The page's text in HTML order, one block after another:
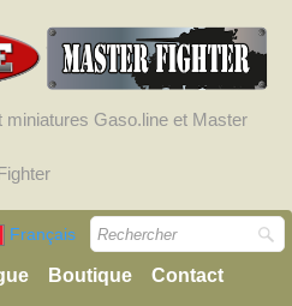
miniatures Gaso.line et Master
Français
Boutique Contact